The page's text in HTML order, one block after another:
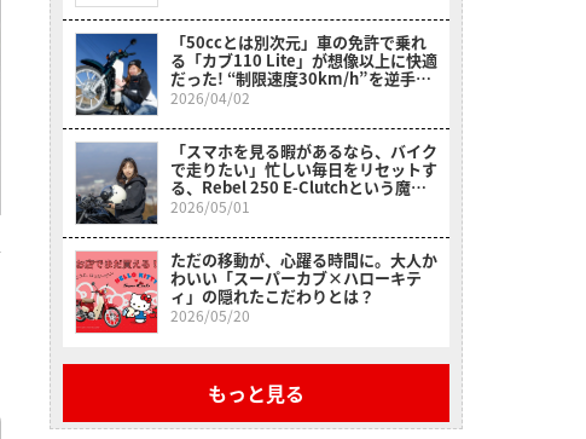
「50ccとは別次元」車の免許で乗れ
る「カブ110 Lite」が想像以上に快適
だった! “制限速度30km/h”を逆手に
取った贅沢な走り【岡崎静夏試乗レビ
ュー】
2026/04/02
「スマホを見る暇があるなら、バイク
で走りたい」忙しい毎日をリセットす
る、Rebel 250 E-Clutchという魔法
【初心者ママライダーの実体験】
2026/05/01
ただの移動が、心躍る時間に。大人か
わいい「スーパーカブ×ハローキテ
ィ」の隠れたこだわりとは？
2026/05/20
もっと見る